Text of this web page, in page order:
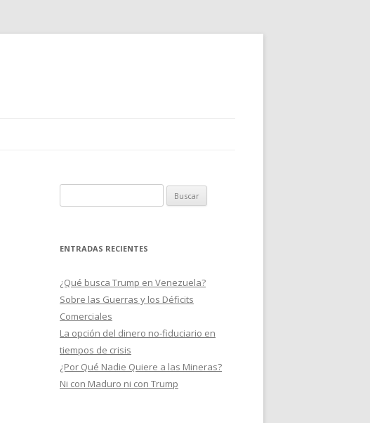
u
c
:
ENTRADAS RECIENTES
¿Qué busca Trump en Venezuela?
Sobre las Guerras y los Déficits
Comerciales
La opción del dinero no-fiduciario en
tiempos de crisis
¿Por Qué Nadie Quiere a las Mineras?
Ni con Maduro ni con Trump